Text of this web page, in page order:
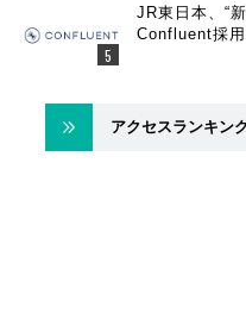
JR東日本、“
Confluent採用
アクセスランキン